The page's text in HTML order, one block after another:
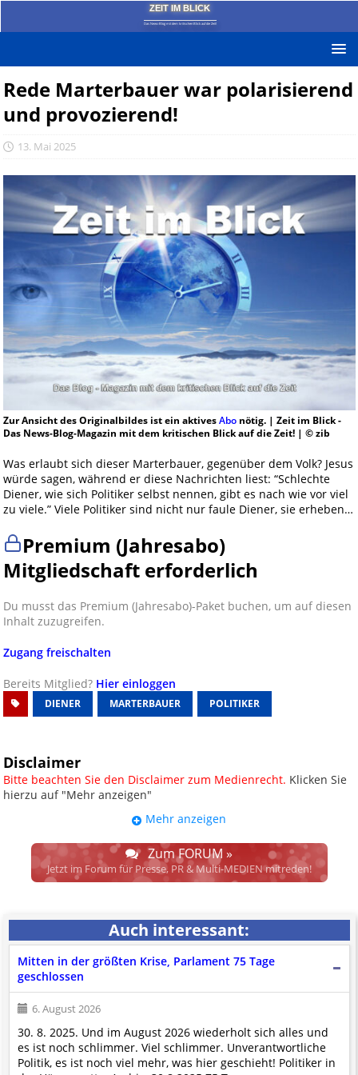
ZEIT IM BLICK
Das News-Blog mit dem kritischen Blick auf die Zeit!
Rede Marterbauer war polarisierend
und provozierend!
13. Mai 2025
Zur Ansicht des Originalbildes ist ein aktivesAbonötig. | Zeit im Blick -
Das News-Blog-Magazin mit dem kritischen Blick auf die Zeit! | © zib
Was erlaubt sich dieser Marterbauer, gegenüber dem Volk? Jesus
würde sagen, während er diese Nachrichten liest: “Schlechte
Diener, wie sich Politiker selbst nennen, gibt es nach wie vor viel
zu viele.” Viele Politiker sind nicht nur faule Diener, sie erheben…
Premium (Jahresabo)
Mitgliedschaft erforderlich
Du musst das Premium (Jahresabo)-Paket buchen, um auf diesen
Inhalt zuzugreifen.
Zugang freischalten
Bereits Mitglied? Hier einloggen
DIENER MARTERBAUER POLITIKER
Disclaimer
Bitte beachten Sie den Disclaimer zum Medienrecht. Klicken Sie
hierzu auf "Mehr anzeigen"
UPDATE: § 17 ECG seit 16.02.2024
weggefallen.
Wir lassen den Disclaimertext dennoch so stehen, bis sich die
Justiz im klaren ist, wodurch dieser und etliche weitere, damit
Spielraum für das sog. "Richterrecht", welches alleine aufgrund
schwammiger Gesetze gewisse Parteien bevorzugen kann.
Wir verweisen hiermit auf den
Ausschluss der Verantwortlichkeit bei
Links
genannte Überprüfung etwaiger Rechtswidrigkeit im verlinkten Inhalt
nicht immer gewährleisten können.
Die Betreiber und die Autoren dieser Website sind weder Juristen, noch
beschäftigen sie solche, dürfen und können daherkeine
Rechtsgutachten über externen Contenterstellen.
Mehr anzeigen
Zum FORUM »
Jetzt im Forum für Presse, PR & Multi-MEDIEN mitreden!
Auch interessant:
Mitten in der größten Krise, Parlament 75 Tage
geschlossen
6. August 2026
30. 8. 2025. Und im August 2026 wiederholt sich alles und
es ist noch schlimmer. Viel schlimmer. Unverantwortliche
Politik, es ist noch viel mehr, was hier geschieht! Politiker in